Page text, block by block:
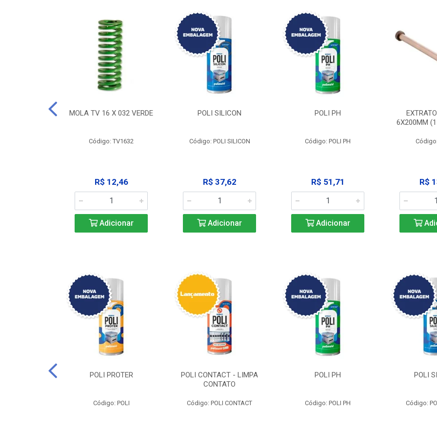
MOLA TV 16 X 032 VERDE
Código: TV1632
R$ 12,46
Adicionar
POLI SILICON
Código: POLI SILICON
R$ 37,62
Adicionar
POLI PH
Código: POLI PH
R$ 51,71
Adicionar
6X200MM
R$
POLI PROTER
Código: POLI
POLI CONTACT - LIMPA
CONTATO
Código: POLI CONTACT
POLI PH
Código: POLI PH
POLI
Código: